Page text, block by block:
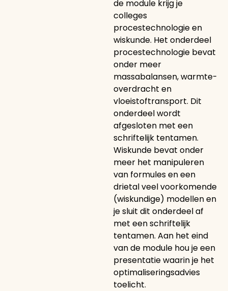
de module krijg je
colleges
procestechnologie en
wiskunde. Het onderdeel
procestechnologie bevat
onder meer
massabalansen, warmte-
overdracht en
vloeistoftransport. Dit
onderdeel wordt
afgesloten met een
schriftelijk tentamen.
Wiskunde bevat onder
meer het manipuleren
van formules en een
drietal veel voorkomende
(wiskundige) modellen en
je sluit dit onderdeel af
met een schriftelijk
tentamen. Aan het eind
van de module hou je een
presentatie waarin je het
optimaliseringsadvies
toelicht.